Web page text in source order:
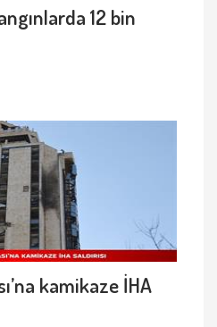
12 bin
kamikaze İHA